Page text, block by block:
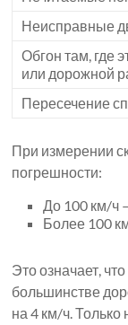
Неисправные
Обгон там, где
или дорожной
Пересечение
При измерении
погрешности:
До 100 км/ч
Более 100
Это означает,
большинстве
на 4 км/ч. Только